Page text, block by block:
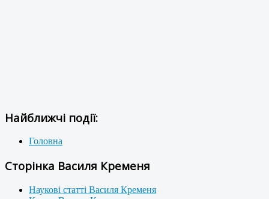
Найближчі події:
Головна
Сторінка Василя Кременя
Наукові статті Василя Кременя